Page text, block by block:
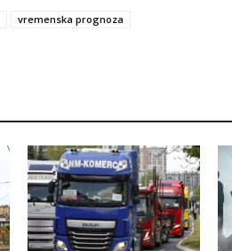
vremenska prognoza